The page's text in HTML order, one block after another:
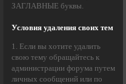
ЗАГЛАВНЫЕ буквы.
Условия удаления своих тем
1. Если вы хотите удалить
свою тему обращайтесь к
администрации форума путем
личных сообщений или по